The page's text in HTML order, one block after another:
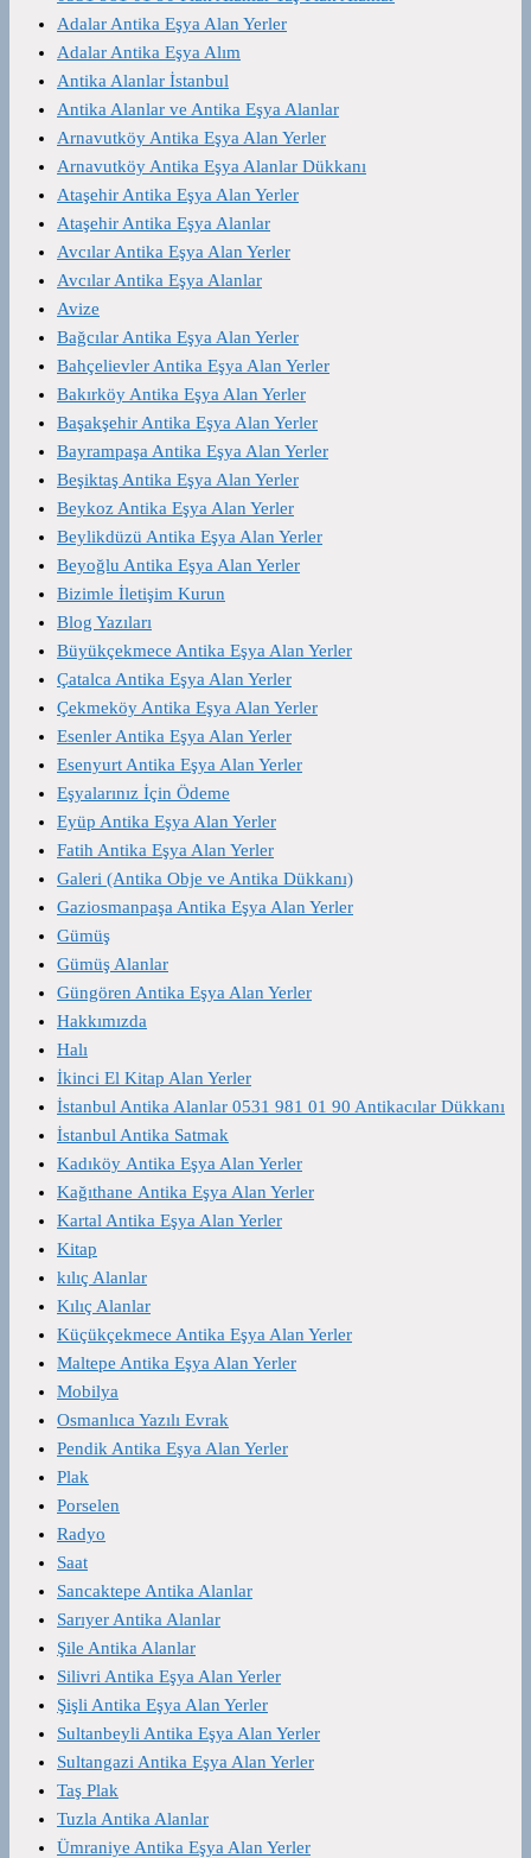
Adalar Antika Eşya Alan Yerler
Adalar Antika Eşya Alım
Antika Alanlar İstanbul
Antika Alanlar ve Antika Eşya Alanlar
Arnavutköy Antika Eşya Alan Yerler
Arnavutköy Antika Eşya Alanlar Dükkanı
Ataşehir Antika Eşya Alan Yerler
Ataşehir Antika Eşya Alanlar
Avcılar Antika Eşya Alan Yerler
Avcılar Antika Eşya Alanlar
Avize
Bağcılar Antika Eşya Alan Yerler
Bahçelievler Antika Eşya Alan Yerler
Bakırköy Antika Eşya Alan Yerler
Başakşehir Antika Eşya Alan Yerler
Bayrampaşa Antika Eşya Alan Yerler
Beşiktaş Antika Eşya Alan Yerler
Beykoz Antika Eşya Alan Yerler
Beylikdüzü Antika Eşya Alan Yerler
Beyoğlu Antika Eşya Alan Yerler
Bizimle İletişim Kurun
Blog Yazıları
Büyükçekmece Antika Eşya Alan Yerler
Çatalca Antika Eşya Alan Yerler
Çekmeköy Antika Eşya Alan Yerler
Esenler Antika Eşya Alan Yerler
Esenyurt Antika Eşya Alan Yerler
Eşyalarınız İçin Ödeme
Eyüp Antika Eşya Alan Yerler
Fatih Antika Eşya Alan Yerler
Galeri (Antika Obje ve Antika Dükkanı)
Gaziosmanpaşa Antika Eşya Alan Yerler
Gümüş
Gümüş Alanlar
Güngören Antika Eşya Alan Yerler
Hakkımızda
Halı
İkinci El Kitap Alan Yerler
İstanbul Antika Alanlar 0531 981 01 90 Antikacılar Dükkanı
İstanbul Antika Satmak
Kadıköy Antika Eşya Alan Yerler
Kağıthane Antika Eşya Alan Yerler
Kartal Antika Eşya Alan Yerler
Kitap
kılıç Alanlar
Kılıç Alanlar
Küçükçekmece Antika Eşya Alan Yerler
Maltepe Antika Eşya Alan Yerler
Mobilya
Osmanlıca Yazılı Evrak
Pendik Antika Eşya Alan Yerler
Plak
Porselen
Radyo
Saat
Sancaktepe Antika Alanlar
Sarıyer Antika Alanlar
Şile Antika Alanlar
Silivri Antika Eşya Alan Yerler
Şişli Antika Eşya Alan Yerler
Sultanbeyli Antika Eşya Alan Yerler
Sultangazi Antika Eşya Alan Yerler
Taş Plak
Tuzla Antika Alanlar
Ümraniye Antika Eşya Alan Yerler